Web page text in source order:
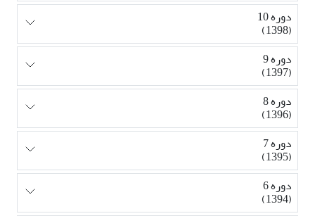
دوره 10
(1398)
دوره 9
(1397)
دوره 8
(1396)
دوره 7
(1395)
دوره 6
(1394)